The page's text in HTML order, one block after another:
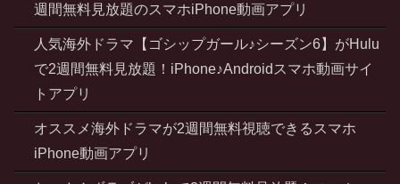
週間無料見放題のスマホiPhone動画アプリ
人気海外ドラマ【ゴシップガール♪シーズン6】がHulu
で2週間無料見放題！iPhone♪Androidスマホ動画サイ
トアプリ
オススメ海外ドラマが2週間無料視聴できるスマホ
iPhone動画アプリ